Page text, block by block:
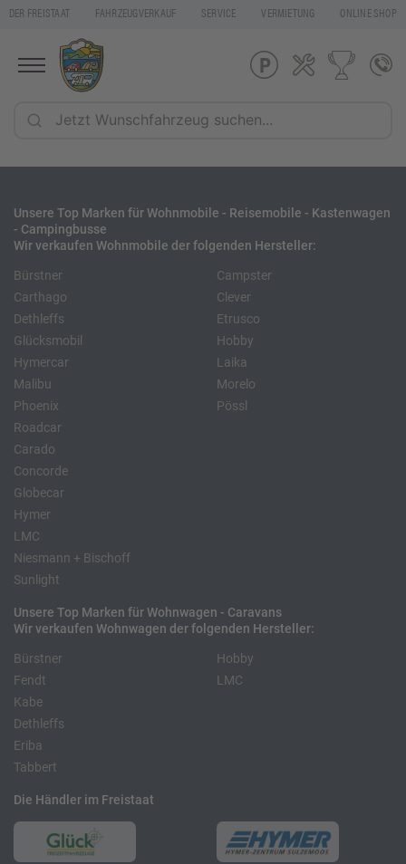
DER FREISTAAT FAHRZEUGVERKAUF SERVICE VERMIETUNG ONLINE SHOP
Unsere Top Marken für Wohnmobile - Reisemobile - Kastenwagen
- Campingbusse
Wir verkaufen Wohnmobile der folgenden Hersteller:
Bürstner
Carthago
Dethleffs
Glücksmobil
Hymercar
Malibu
Phoenix
Roadcar
Campster
Clever
Etrusco
Hobby
Laika
Morelo
Pössl
Carado
Concorde
Globecar
Hymer
LMC
Niesmann + Bischoff
Sunlight
Unsere Top Marken für Wohnwagen - Caravans
Wir verkaufen Wohnwagen der folgenden Hersteller:
Bürstner
Fendt
Kabe
Hobby
LMC
Dethleffs
Eriba
Tabbert
Die Händler im Freistaat